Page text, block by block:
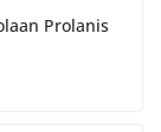
Prolanis